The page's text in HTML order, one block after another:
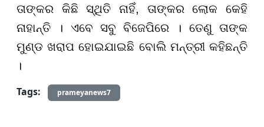
ତାଙ୍କର କିଛି ସ୍ଥିତି ନାହିଁ, ତାଙ୍କର ଲୋକ କେହି
ନାହାନ୍ତି । ଏବେ ସବୁ ବିଜେପିରେ । ତେଣୁ ତାଙ୍କ
ମୁଣ୍ଡ ଖରାପ ହୋଇଯାଇଛି ବୋଲି ମନ୍ତ୍ରୀ କହିଛନ୍ତି
।
Tags:
prameyanews7